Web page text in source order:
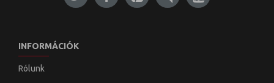
INFORMÁCIÓK
Rólunk